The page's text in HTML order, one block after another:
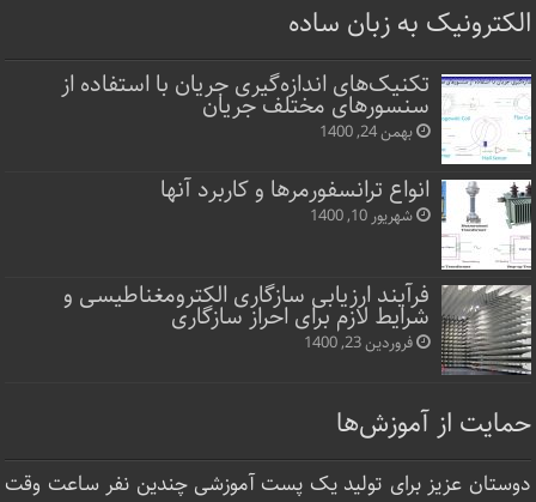
الکترونیک به زبان ساده
تکنیک‌های اندازه‌گیری جریان با استفاده از
سنسورهای مختلف جریان
بهمن 24, 1400
انواع ترانسفورمرها و کاربرد آنها
شهریور 10, 1400
فرآیند ارزیابی سازگاری الکترومغناطیسی و
شرایط لازم برای احراز سازگاری
فروردین 23, 1400
حمایت از آموزش‌ها
دوستان عزیز برای تولید یک پست آموزشی چندین نفر ساعت‌ وقت